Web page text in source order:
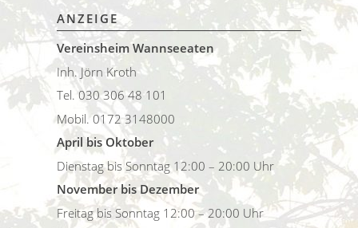
ANZEIGE
Vereinsheim Wannseeaten
Inh. Jörn Kroth
Tel. 030 306 48 101
Mobil. 0172 3148000
April bis Oktober
Dienstag bis Sonntag 12:00 – 20:00 Uhr
November bis Dezember
Freitag bis Sonntag 12:00 – 20:00 Uhr